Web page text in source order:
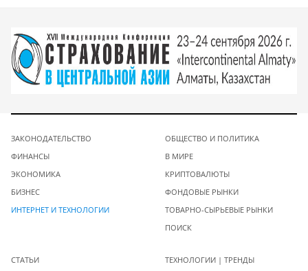
ЗАКОНОДАТЕЛЬСТВО
ФИНАНСЫ
ЭКОНОМИКА
БИЗНЕС
ИНТЕРНЕТ И ТЕХНОЛОГИИ
ОБЩЕСТВО И ПОЛИТИКА
В МИРЕ
КРИПТОВАЛЮТЫ
ФОНДОВЫЕ РЫНКИ
ТОВАРНО-СЫРЬЕВЫЕ РЫНКИ
ПОИСК
СТАТЬИ
ТЕХНОЛОГИИ | ТРЕНДЫ